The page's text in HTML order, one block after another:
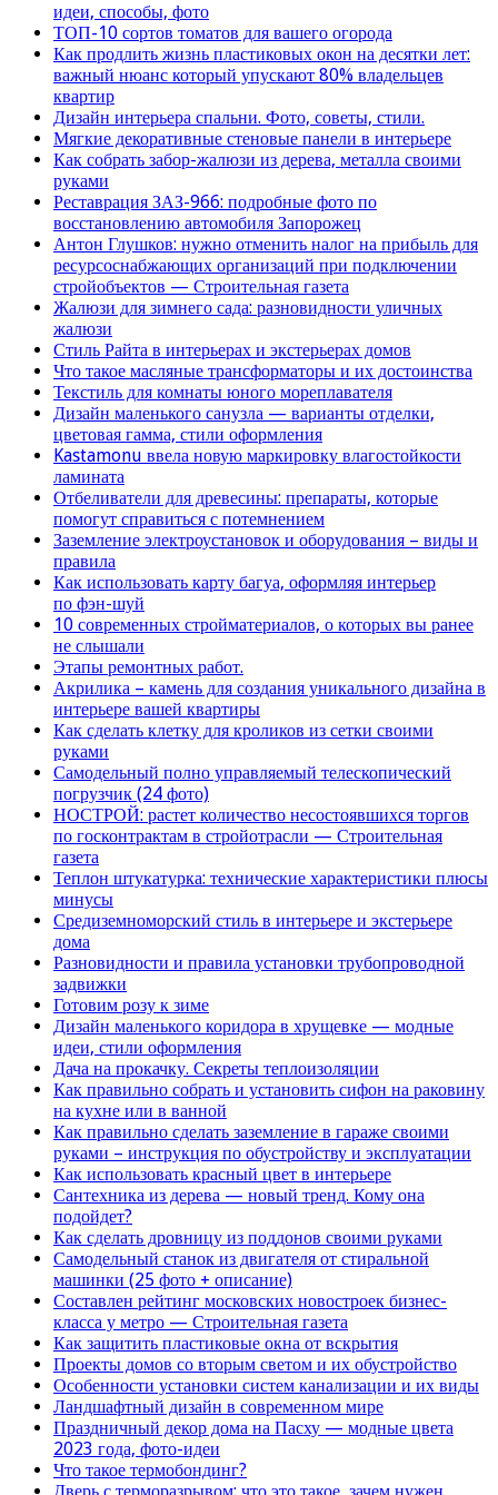
идеи, способы, фото
ТОП-10 сортов томатов для вашего огорода
Как продлить жизнь пластиковых окон на десятки лет:
важный нюанс который упускают 80% владельцев
квартир
Дизайн интерьера спальни. Фото, советы, стили.
Мягкие декоративные стеновые панели в интерьере
Как собрать забор-жалюзи из дерева, металла своими
руками
Реставрация ЗАЗ-966: подробные фото по
восстановлению автомобиля Запорожец
Антон Глушков: нужно отменить налог на прибыль для
ресурсоснабжающих организаций при подключении
стройобъектов — Строительная газета
Жалюзи для зимнего сада: разновидности уличных
жалюзи
Стиль Райта в интерьерах и экстерьерах домов
Что такое масляные трансформаторы и их достоинства
Текстиль для комнаты юного мореплавателя
Дизайн маленького санузла — варианты отделки,
цветовая гамма, стили оформления
Kastamonu ввела новую маркировку влагостойкости
ламината
Отбеливатели для древесины: препараты, которые
помогут справиться с потемнением
Заземление электроустановок и оборудования – виды и
правила
Как использовать карту багуа, оформляя интерьер
по фэн-шуй
10 современных стройматериалов, о которых вы ранее
не слышали
Этапы ремонтных работ.
Акрилика – камень для создания уникального дизайна в
интерьере вашей квартиры
Как сделать клетку для кроликов из сетки своими
руками
Самодельный полно управляемый телескопический
погрузчик (24 фото)
НОСТРОЙ: растет количество несостоявшихся торгов
по госконтрактам в стройотрасли — Строительная
газета
Теплон штукатурка: технические характеристики плюсы
минусы
Средиземноморский стиль в интерьере и экстерьере
дома
Разновидности и правила установки трубопроводной
задвижки
Готовим розу к зиме
Дизайн маленького коридора в хрущевке — модные
идеи, стили оформления
Дача на прокачку. Секреты теплоизоляции
Как правильно собрать и установить сифон на раковину
на кухне или в ванной
Как правильно сделать заземление в гараже своими
руками – инструкция по обустройству и эксплуатации
Как использовать красный цвет в интерьере
Сантехника из дерева — новый тренд. Кому она
подойдет?
Как сделать дровницу из поддонов своими руками
Самодельный станок из двигателя от стиральной
машинки (25 фото + описание)
Составлен рейтинг московских новостроек бизнес-
класса у метро — Строительная газета
Как защитить пластиковые окна от вскрытия
Проекты домов со вторым светом и их обустройство
Особенности установки систем канализации и их виды
Ландшафтный дизайн в современном мире
Праздничный декор дома на Пасху — модные цвета
2023 года, фото-идеи
Что такое термобондинг?